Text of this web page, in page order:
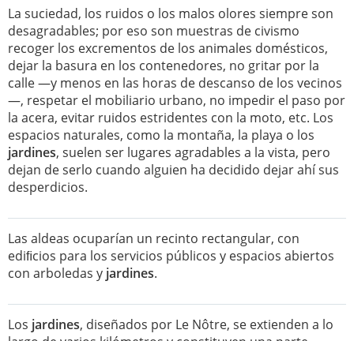
La suciedad, los ruidos o los malos olores siempre son
desagradables; por eso son muestras de civismo
recoger los excrementos de los animales domésticos,
dejar la basura en los contenedores, no gritar por la
calle —y menos en las horas de descanso de los vecinos
—, respetar el mobiliario urbano, no impedir el paso por
la acera, evitar ruidos estridentes con la moto, etc. Los
espacios naturales, como la montaña, la playa o los
jardines, suelen ser lugares agradables a la vista, pero
dejan de serlo cuando alguien ha decidido dejar ahí sus
desperdicios.
Las aldeas ocuparían un recinto rectangular, con
ediﬁcios para los servicios públicos y espacios abiertos
con arboledas y jardines.
Los jardines, diseñados por Le Nôtre, se extienden a lo